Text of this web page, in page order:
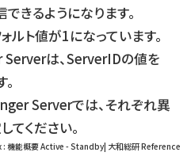
きるようになります。
ト値が1になっています。
は、ServerIDの値を
Serverでは、それぞれ異
ください。
能概要 Active - Standby| 大和総研 Reference